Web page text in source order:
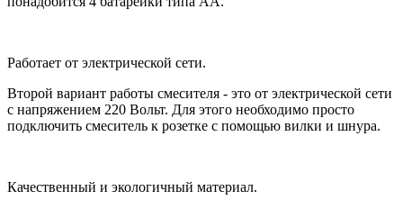
Работает от электрической сети.
Второй вариант работы смесителя - это от электрической сети
с напряжением 220 Вольт. Для этого необходимо просто
подключить смеситель к розетке с помощью вилки и шнура.
Качественный и экологичный материал.